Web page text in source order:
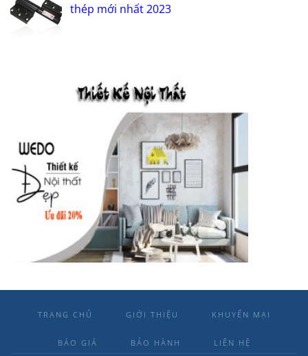
thép mới nhất 2023
TRANG CHỦ GIỚI THIỆU KHUYẾN MẠI
BÁO GIÁ BẢO HÀNH LIÊN HỆ